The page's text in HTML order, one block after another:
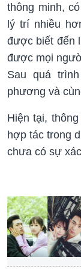
thông minh,
lý trí nhiều
được biết đến
được mọi
Sau quá
phương và
Hiện tại,
hợp tác trong
chưa có sự